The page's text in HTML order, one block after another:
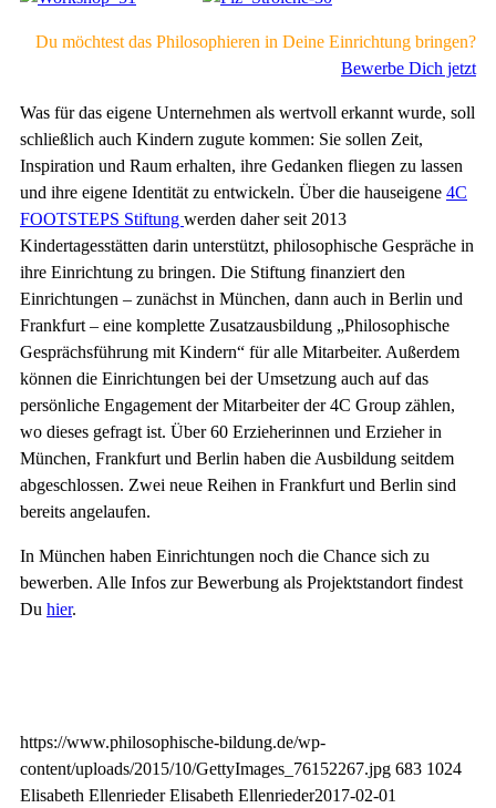
Du möchtest das Philosophieren in Deine Einrichtung bringen?
Bewerbe Dich jetzt
Was für das eigene Unternehmen als wertvoll erkannt wurde, soll
schließlich auch Kindern zugute kommen: Sie sollen Zeit,
Inspiration und Raum erhalten, ihre Gedanken fliegen zu lassen
und ihre eigene Identität zu entwickeln. Über die hauseigene 4C
FOOTSTEPS Stiftung werden daher seit 2013
Kindertagesstätten darin unterstützt, philosophische Gespräche in
ihre Einrichtung zu bringen. Die Stiftung finanziert den
Einrichtungen – zunächst in München, dann auch in Berlin und
Frankfurt – eine komplette Zusatzausbildung „Philosophische
Gesprächsführung mit Kindern“ für alle Mitarbeiter. Außerdem
können die Einrichtungen bei der Umsetzung auch auf das
persönliche Engagement der Mitarbeiter der 4C Group zählen,
wo dieses gefragt ist. Über 60 Erzieherinnen und Erzieher in
München, Frankfurt und Berlin haben die Ausbildung seitdem
abgeschlossen. Zwei neue Reihen in Frankfurt und Berlin sind
bereits angelaufen.
In München haben Einrichtungen noch die Chance sich zu
bewerben. Alle Infos zur Bewerbung als Projektstandort findest
Du hier.
https://www.philosophische-bildung.de/wp-
content/uploads/2015/10/GettyImages_76152267.jpg 683 1024
Elisabeth Ellenrieder Elisabeth Ellenrieder2017-02-01